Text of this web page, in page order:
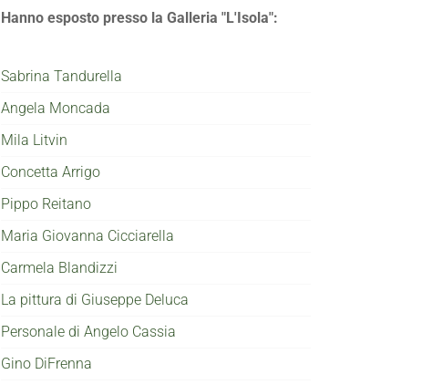
Hanno esposto presso la Galleria "L'Isola":
Sabrina Tandurella
Angela Moncada
Mila Litvin
Concetta Arrigo
Pippo Reitano
Maria Giovanna Cicciarella
Carmela Blandizzi
La pittura di Giuseppe Deluca
Personale di Angelo Cassia
Gino DiFrenna